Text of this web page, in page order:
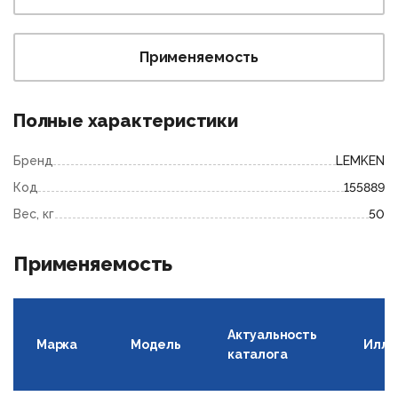
Применяемость
Полные характеристики
Бренд
LEMKEN
Код
155889
Вес, кг
50
Применяемость
Марка Модель
Актуальность
каталога